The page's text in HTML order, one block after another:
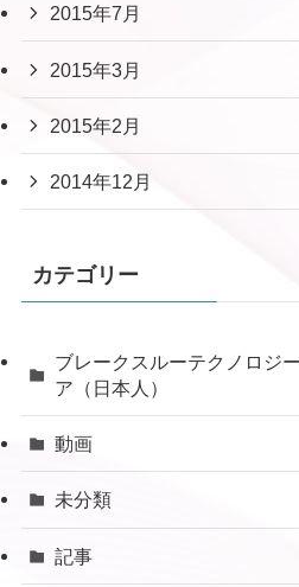
2015年7月
2015年3月
2015年2月
2014年12月
カテゴリー
ブレークスルーテクノロジ
ア（日本人）
動画
未分類
記事